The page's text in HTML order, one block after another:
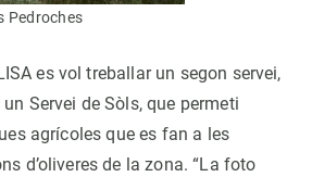
Pedroches
es vol treballar un segon servei,
Servei de Sòls, que permeti
agrícoles que es fan a les
d’oliveres de la zona. “La foto